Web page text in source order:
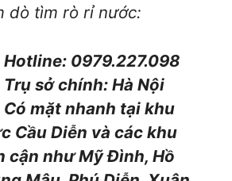
dò tìm rò rỉ nước:
Hotline: 0979.227.098
Trụ sở chính: Hà Nội
Có mặt nhanh tại khu
Cầu Diễn và các khu
cận như Mỹ Đình, Hồ